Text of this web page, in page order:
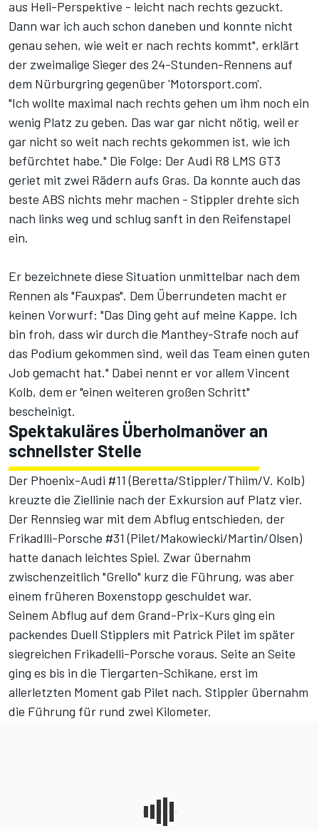
aus Heli-Perspektive - leicht nach rechts gezuckt.
Dann war ich auch schon daneben und konnte nicht
genau sehen, wie weit er nach rechts kommt", erklärt
der zweimalige Sieger des 24-Stunden-Rennens auf
dem Nürburgring gegenüber 'Motorsport.com'.
"Ich wollte maximal nach rechts gehen um ihm noch ein
wenig Platz zu geben. Das war gar nicht nötig, weil er
gar nicht so weit nach rechts gekommen ist, wie ich
befürchtet habe." Die Folge: Der Audi R8 LMS GT3
geriet mit zwei Rädern aufs Gras. Da konnte auch das
beste ABS nichts mehr machen - Stippler drehte sich
nach links weg und schlug sanft in den Reifenstapel
ein.
Er bezeichnete diese Situation unmittelbar nach dem
Rennen als "Fauxpas". Dem Überrundeten macht er
keinen Vorwurf: "Das Ding geht auf meine Kappe. Ich
bin froh, dass wir durch die Manthey-Strafe noch auf
das Podium gekommen sind, weil das Team einen guten
Job gemacht hat." Dabei nennt er vor allem Vincent
Kolb, dem er "einen weiteren großen Schritt"
bescheinigt.
Spektakuläres Überholmanöver an
schnellster Stelle
Der Phoenix-Audi #11 (Beretta/Stippler/Thiim/V. Kolb)
kreuzte die Ziellinie nach der Exkursion auf Platz vier.
Der Rennsieg war mit dem Abflug entschieden, der
Frikadlli-Porsche #31 (Pilet/Makowiecki/Martin/Olsen)
hatte danach leichtes Spiel. Zwar übernahm
zwischenzeitlich "Grello" kurz die Führung, was aber
einem früheren Boxenstopp geschuldet war.
Seinem Abflug auf dem Grand-Prix-Kurs ging ein
packendes Duell Stipplers mit Patrick Pilet im später
siegreichen Frikadelli-Porsche voraus. Seite an Seite
ging es bis in die Tiergarten-Schikane, erst im
allerletzten Moment gab Pilet nach. Stippler übernahm
die Führung für rund zwei Kilometer.